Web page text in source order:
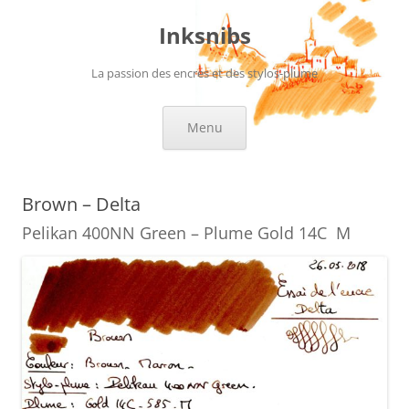
Inksnibs
La passion des encres et des stylos-plume
Menu
Brown – Delta
Pelikan 400NN Green – Plume Gold 14C M